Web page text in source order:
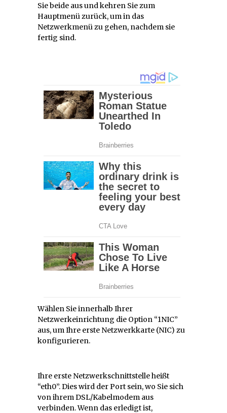
Sie beide aus und kehren Sie zum
Hauptmenü zurück, um in das
Netzwerkmenü zu gehen, nachdem sie
fertig sind.
Wählen Sie innerhalb Ihrer
Netzwerkeinrichtung die Option “1NIC”
aus, um Ihre erste Netzwerkkarte (NIC) zu
konfigurieren.
Ihre erste Netzwerkschnittstelle heißt
“eth0”. Dies wird der Port sein, wo Sie sich
von ihrem DSL/Kabelmodem aus
verbinden. Wenn das erledigt ist,